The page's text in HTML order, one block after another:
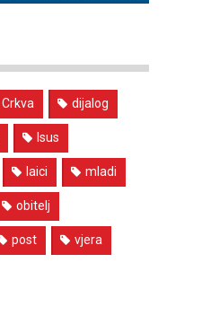
Crkva dijalog
Isus
laici mladi
obitelj
post vjera